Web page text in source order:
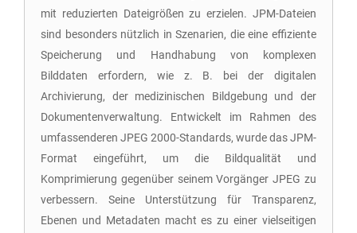
mit reduzierten Dateigrößen zu erzielen. JPM-Dateien
sind besonders nützlich in Szenarien, die eine effiziente
Speicherung und Handhabung von komplexen
Bilddaten erfordern, wie z. B. bei der digitalen
Archivierung, der medizinischen Bildgebung und der
Dokumentenverwaltung. Entwickelt im Rahmen des
umfassenderen JPEG 2000-Standards, wurde das JPM-
Format eingeführt, um die Bildqualität und
Komprimierung gegenüber seinem Vorgänger JPEG zu
verbessern. Seine Unterstützung für Transparenz,
Ebenen und Metadaten macht es zu einer vielseitigen